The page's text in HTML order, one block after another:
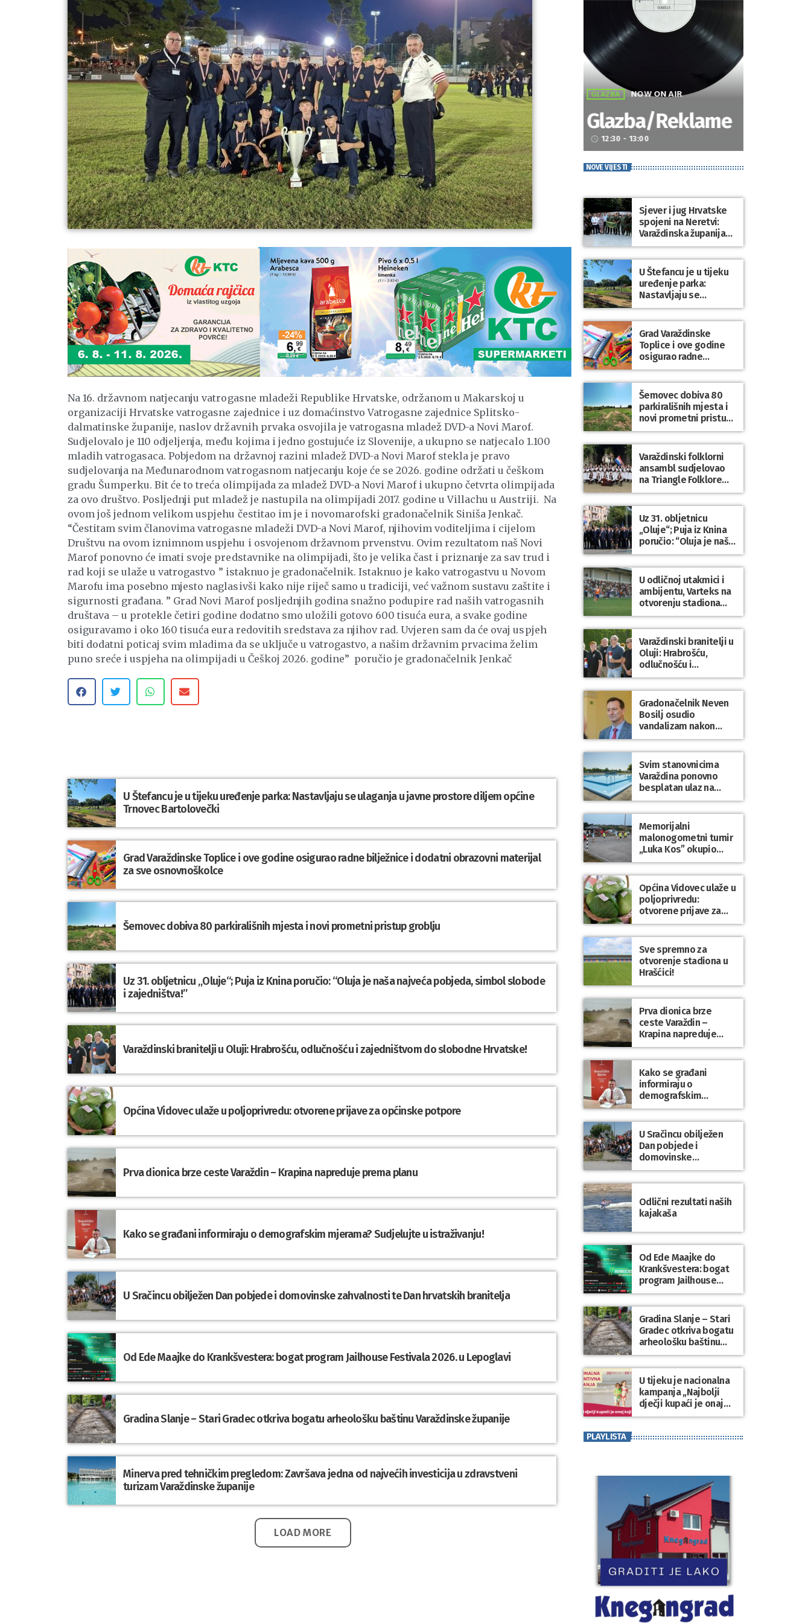
Na 16. državnom natjecanju vatrogasne mladeži Republike Hrvatske, održanom u Makarskoj u
organizaciji Hrvatske vatrogasne zajednice i uz domaćinstvo Vatrogasne zajednice Splitsko-
dalmatinske županije, naslov državnih prvaka osvojila je vatrogasna mladež DVD-a Novi Marof.
Sudjelovalo je 110 odjeljenja, među kojima i jedno gostujuće iz Slovenije, a ukupno se natjecalo 1.100
mladih vatrogasaca. Pobjedom na državnoj razini mladež DVD-a Novi Marof stekla je pravo
sudjelovanja na Međunarodnom vatrogasnom natjecanju koje će se 2026. godine održati u češkom
gradu Šumperku. Bit će to treća olimpijada za mladež DVD-a Novi Marof i ukupno četvrta olimpijada
za ovo društvo. Posljednji put mladež je nastupila na olimpijadi 2017. godine u Villachu u Austriji. Na
ovom još jednom velikom uspjehu čestitao im je i novomarofski gradonačelnik Siniša Jenkač.
“Čestitam svim članovima vatrogasne mladeži DVD-a Novi Marof, njihovim voditeljima i cijelom
Društvu na ovom iznimnom uspjehu i osvojenom državnom prvenstvu. Ovim rezultatom naš Novi
Marof ponovno će imati svoje predstavnike na olimpijadi, što je velika čast i priznanje za sav trud i
rad koji se ulaže u vatrogastvo ” istaknuo je gradonačelnik. Istaknuo je kako vatrogastvu u Novom
Marofu ima posebno mjesto naglasivši kako nije riječ samo u tradiciji, već važnom sustavu zaštite i
sigurnosti građana. ” Grad Novi Marof posljednjih godina snažno podupire rad naših vatrogasnih
društava – u protekle četiri godine dodatno smo uložili gotovo 600 tisuća eura, a svake godine
osiguravamo i oko 160 tisuća eura redovitih sredstava za njihov rad. Uvjeren sam da će ovaj uspjeh
biti dodatni poticaj svim mladima da se uključe u vatrogastvo, a našim državnim prvacima želim
puno sreće i uspjeha na olimpijadi u Češkoj 2026. godine” poručio je gradonačelnik Jenkač
U Štefancu je u tijeku uređenje parka: Nastavljaju se ulaganja u javne prostore diljem općine
Trnovec Bartolovečki
Grad Varaždinske Toplice i ove godine osigurao radne bilježnice i dodatni obrazovni materijal
za sve osnovnoškolce
Šemovec dobiva 80 parkirališnih mjesta i novi prometni pristup groblju
Uz 31. obljetnicu „Oluje“; Puja iz Knina poručio: “Oluja je naša najveća pobjeda, simbol slobode
i zajedništva!”
Varaždinski branitelji u Oluji: Hrabrošću, odlučnošću i zajedništvom do slobodne Hrvatske!
Općina Vidovec ulaže u poljoprivredu: otvorene prijave za općinske potpore
Prva dionica brze ceste Varaždin – Krapina napreduje prema planu
Kako se građani informiraju o demografskim mjerama? Sudjelujte u istraživanju!
U Sračincu obilježen Dan pobjede i domovinske zahvalnosti te Dan hrvatskih branitelja
Od Ede Maajke do Krankšvestera: bogat program Jailhouse Festivala 2026. u Lepoglavi
Gradina Slanje – Stari Gradec otkriva bogatu arheološku baštinu Varaždinske županije
Minerva pred tehničkim pregledom: Završava jedna od najvećih investicija u zdravstveni
turizam Varaždinske županije
LOAD MORE
GLAZBA NOW ON AIR
Glazba/Reklame
access_time 12:30 - 13:00
NOVE VIJESTI
Sjever i jug Hrvatske
spojeni na Neretvi:
Varaždinska županija
predstavila svoju
tradiciju uoči Maratona
lađa
U Štefancu je u tijeku
uređenje parka:
Nastavljaju se
ulaganja u javne
prostore diljem
općine Trnovec
Bartolovečki
Grad Varaždinske
Toplice i ove godine
osigurao radne
bilježnice i dodatni
obrazovni materijal za
sve osnovnoškolce
Šemovec dobiva 80
parkirališnih mjesta i
novi prometni pristup
groblju
Varaždinski folklorni
ansambl sudjelovao
na Triangle Folklore
Festivalu u Danskoj
Uz 31. obljetnicu
„Oluje“; Puja iz Knina
poručio: “Oluja je naša
najveća pobjeda,
simbol slobode i
zajedništva!”
U odličnoj utakmici i
ambijentu, Varteks na
otvorenju stadiona
odigrao 1:1 s
Mariborom
Varaždinski branitelji u
Oluji: Hrabrošću,
odlučnošću i
zajedništvom do
slobodne Hrvatske!
Gradonačelnik Neven
Bosilj osudio
vandalizam nakon
utakmice NK Varaždin
– HNK Hajduk Split
Svim stanovnicima
Varaždina ponovno
besplatan ulaz na
Gradske bazene i
Gradsko kupalište na
Dravi
Memorijalni
malonogometni turnir
„Luka Kos” okupio
brojne ekipe i
posjetitelje u Sudovcu
Općina Vidovec ulaže u
poljoprivredu:
otvorene prijave za
općinske potpore
Sve spremno za
otvorenje stadiona u
Hrašćici!
Prva dionica brze
ceste Varaždin –
Krapina napreduje
prema planu
Kako se građani
informiraju o
demografskim
mjerama? Sudjelujte u
istraživanju!
U Sračincu obilježen
Dan pobjede i
domovinske
zahvalnosti te Dan
hrvatskih branitelja
Odlični rezultati naših
kajakaša
Od Ede Maajke do
Krankšvestera: bogat
program Jailhouse
Festivala 2026. u
Lepoglavi
Gradina Slanje – Stari
Gradec otkriva bogatu
arheološku baštinu
Varaždinske županije
U tijeku je nacionalna
kampanja „Najbolji
dječji kupaći je onaj
koji se nosi“
PLAYLISTA